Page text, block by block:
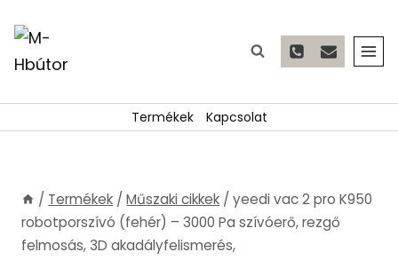
to
content
Termékek Kapcsolat
/ Termékek / Műszaki cikkek / yeedi vac 2 pro K950
robotporszívó (fehér) – 3000 Pa szívóerő, rezgő
felmosás, 3D akadályfelismerés,